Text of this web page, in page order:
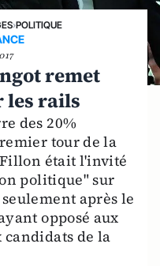
›POLITIQUE
remet
les rails
des 20%
tour de la
était l'invité
politique" sur
après le
opposé aux
de la